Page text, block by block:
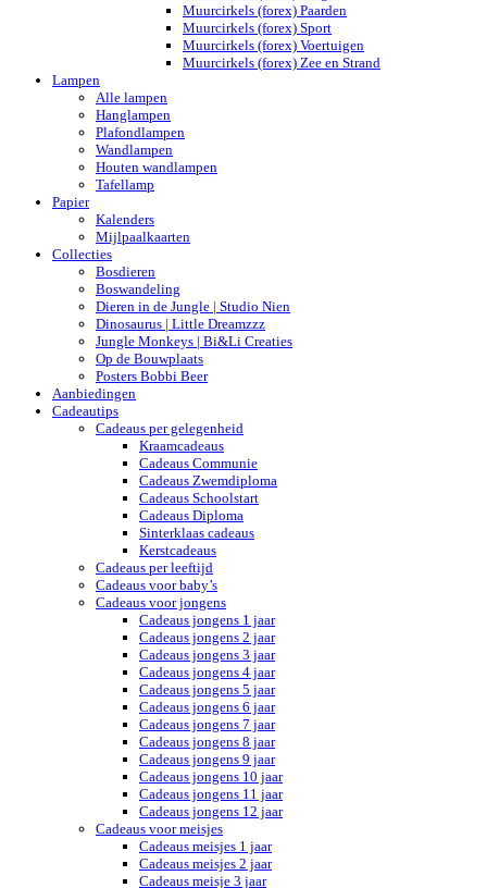
Muurcirkels (forex) Paarden
Muurcirkels (forex) Sport
Muurcirkels (forex) Voertuigen
Muurcirkels (forex) Zee en Strand
Lampen
Alle lampen
Hanglampen
Plafondlampen
Wandlampen
Houten wandlampen
Tafellamp
Papier
Kalenders
Mijlpaalkaarten
Collecties
Bosdieren
Boswandeling
Dieren in de Jungle | Studio Nien
Dinosaurus | Little Dreamzzz
Jungle Monkeys | Bi&Li Creaties
Op de Bouwplaats
Posters Bobbi Beer
Aanbiedingen
Cadeautips
Cadeaus per gelegenheid
Kraamcadeaus
Cadeaus Communie
Cadeaus Zwemdiploma
Cadeaus Schoolstart
Cadeaus Diploma
Sinterklaas cadeaus
Kerstcadeaus
Cadeaus per leeftijd
Cadeaus voor baby’s
Cadeaus voor jongens
Cadeaus jongens 1 jaar
Cadeaus jongens 2 jaar
Cadeaus jongens 3 jaar
Cadeaus jongens 4 jaar
Cadeaus jongens 5 jaar
Cadeaus jongens 6 jaar
Cadeaus jongens 7 jaar
Cadeaus jongens 8 jaar
Cadeaus jongens 9 jaar
Cadeaus jongens 10 jaar
Cadeaus jongens 11 jaar
Cadeaus jongens 12 jaar
Cadeaus voor meisjes
Cadeaus meisjes 1 jaar
Cadeaus meisjes 2 jaar
Cadeaus meisje 3 jaar